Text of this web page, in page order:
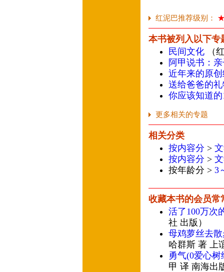
红泥巴推荐级别：
本书被列入以下专
民间文化 （
阿甲说书：
近年来的原
送给爸爸的
你应该知道的
更多相关的专题
相关分类
按内容分 >
按内容分 >
按年龄分 > 3
收藏本书的会员常
活了100万次
社 出版）
母鸡萝丝去
哈群斯 著 上
勇气(0爱心树
甲 译 南海出